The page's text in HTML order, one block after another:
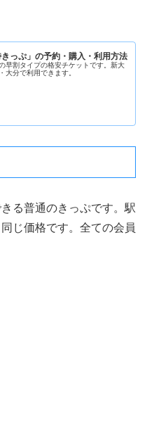
きっぷ」の予約・購入・利用方法
早割タイプの格安チケットです。新大
大分で利用できます。
る普通のきっぷです。駅
じ価格です。全ての会員